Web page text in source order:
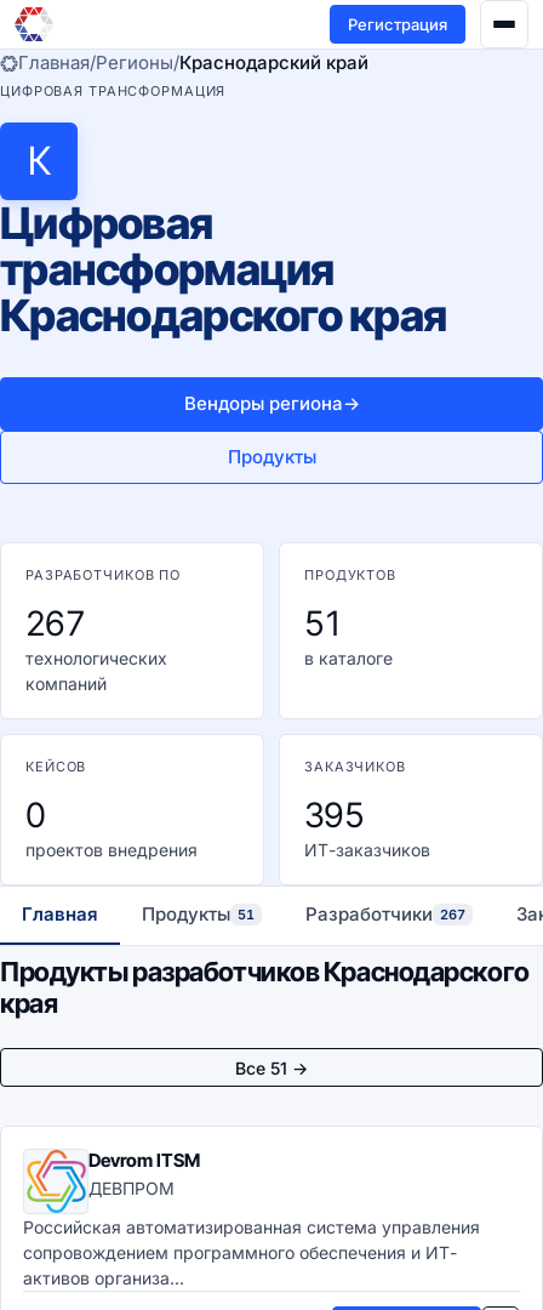
Регистрация
Главная/Регионы/Краснодарский край
ЦИФРОВАЯ ТРАНСФОРМАЦИЯ
К
Цифровая
трансформация
Краснодарского края
Вендоры региона→
Продукты
РАЗРАБОТЧИКОВ ПО
267
технологических
компаний
ПРОДУКТОВ
51
в каталоге
КЕЙСОВ
0
проектов внедрения
ЗАКАЗЧИКОВ
395
ИТ-заказчиков
Главная Продукты 51 Разработчики 267
Продукты разработчиков Краснодарского
края
Все 51 →
Devrom ITSM
ДЕВПРОМ
Российская автоматизированная система управления
сопровождением программного обеспечения и ИТ-
активов организа...